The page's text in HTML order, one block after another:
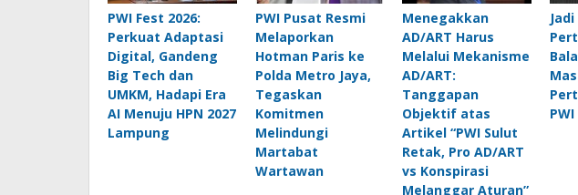
PWI Fest 2026:
Perkuat Adaptasi
Digital, Gandeng
Big Tech dan
UMKM, Hadapi Era
AI Menuju HPN 2027
Lampung
PWI Pusat Resmi
Melaporkan
Hotman Paris ke
Polda Metro Jaya,
Tegaskan
Komitmen
Melindungi
Martabat
Wartawan
Menegakkan
AD/ART Harus
Melalui Mekanisme
AD/ART:
Tanggapan
Objektif atas
Artikel “PWI Sulut
Retak, Pro AD/ART
vs Konspirasi
Melanggar Aturan”